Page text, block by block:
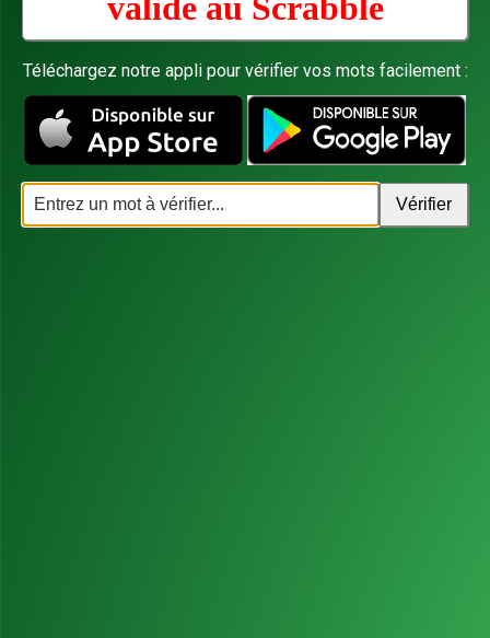
valide au Scrabble
Téléchargez notre appli pour vérifier vos mots facilement :